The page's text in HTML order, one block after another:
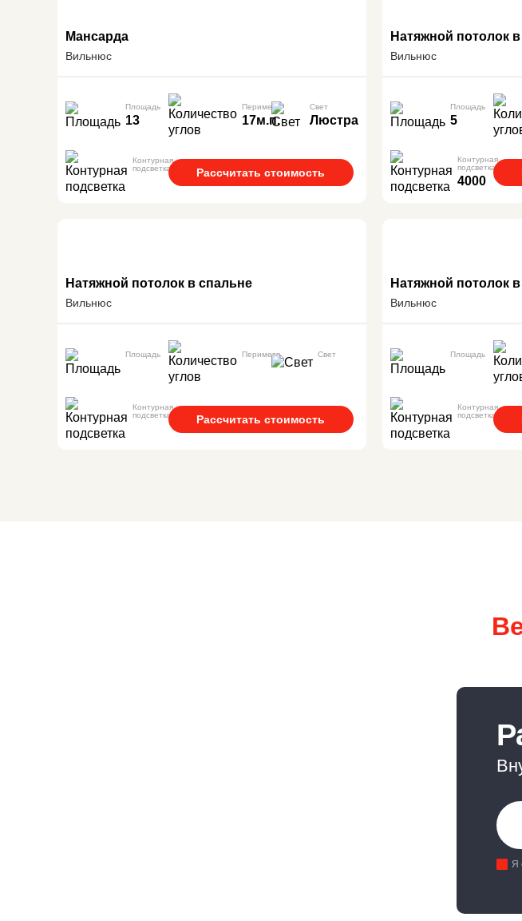
Мансарда
Вильнюс
Площадь
13
Периметр
17м.п.
Свет
Люстра
Контурная
подсветка
Рассчитать стоимость
Натяжной потолок
Вильнюс
Площадь
5
Контурная
подсветка
4000
Натяжной потолок в спальне
Вильнюс
Площадь Периметр Свет
Контурная
подсветка
Рассчитать стоимость
Натяжной потолок
Вильнюс
Площадь
Контурная
подсветка
Я